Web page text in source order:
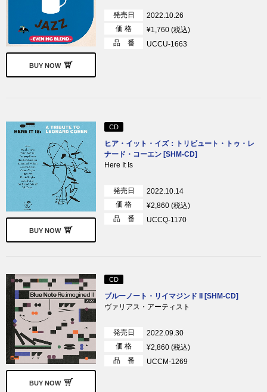
BUY NOW
発売日
2022.10.26
価 格
¥1,760 (税込)
品 番
UCCU-1663
BUY NOW
CD
ヒア・イット・イズ：トリビュート・トゥ・レ
ナード・コーエン [SHM-CD]
Here It Is
発売日
2022.10.14
価 格
¥2,860 (税込)
品 番
UCCQ-1170
BUY NOW
CD
ブルーノート・リイマジンド II [SHM-CD]
ヴァリアス・アーティスト
発売日
2022.09.30
価 格
¥2,860 (税込)
品 番
UCCM-1269